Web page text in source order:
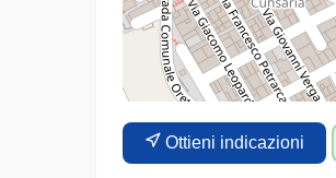
Ottieni indicazioni